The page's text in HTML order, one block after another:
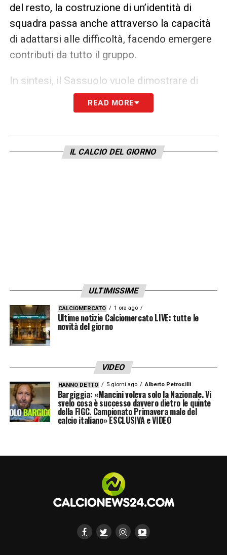
del resto, la costruzione di un’identità di
squadra passa anche attraverso la capacità
di adattarsi alle difficoltà, facendo emergere
contributi da tutto il gruppo.
In sintesi, il Sassuolo vuole dimostrare di
essere competitivo sfruttando al massimo le
risorse a disposizione e puntando su
profondità con Cheddira un’arma tattica
importante per la stagione.
READ MORE
IL CALCIO DEL GIORNO
ULTIMISSIME
CALCIOMERCATO 1 ora ago
Ultime notizie Calciomercato LIVE: tutte le
novità del giorno
VIDEO
HANNO DETTO 5 giorni ago Alberto Petrosilli
Bargiggia: «Mancini voleva solo la Nazionale. Vi
svelo cosa è successo davvero dietro le quinte
della FIGC. Campionato Primavera male del
calcio italiano» ESCLUSIVA e VIDEO